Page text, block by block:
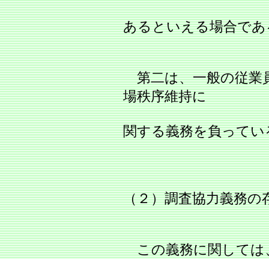
あるといえる場合であ
第二は、一般の従業
場秩序維持に
関する義務を負って
（２）調査協力義務の
この義務に関しては